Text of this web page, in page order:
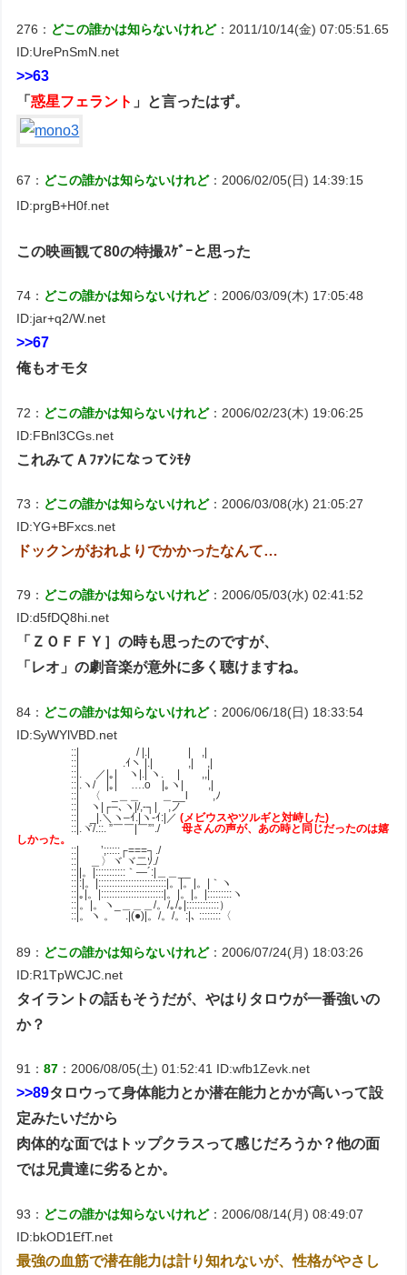
276： どこの誰かは知らないけれど：2011/10/14(金) 07:05:51.65
ID:UrePnSmN.net
>>63
「惑星フェラント 」と言ったはず。
67： どこの誰かは知らないけれど：2006/02/05(日) 14:39:15
ID:prgB+H0f.net
この映画観て80の特撮ｽｹﾞｰと思った
74： どこの誰かは知らないけれど：2006/03/09(木) 17:05:48
ID:jar+q2/W.net
>>67
俺もオモタ
72： どこの誰かは知らないけれど：2006/02/23(木) 19:06:25
ID:FBnl3CGs.net
これみてＡﾌｧﾝになってｼﾓﾀ
73： どこの誰かは知らないけれど：2006/03/08(水) 21:05:27
ID:YG+BFxcs.net
ドックンがおれよりでかかったなんて…
79： どこの誰かは知らないけれど：2006/05/03(水) 02:41:52
ID:d5fDQ8hi.net
「ＺＯＦＦＹ］の時も思ったのですが、
「レオ」の劇音楽が意外に多く聴けますね。
84： どこの誰かは知らないけれど：2006/06/18(日) 18:33:54
ID:SyWYlVBD.net
::| / |.| | ,|
::| .ｲヽ |.| ,| ,|
::|. ／|｡| ヽ|.| ヽ. | ,,|
::|.ヽ/ |｡| ….o |｡ヽ| ,|
::| 〈 _＿＿ ＿__l ,ﾉ
::| ヽ|┌–､ヽ|/,-┐| ,ノ
::|ゝ_|.＼ヽ–ｲ.|ヽ-ｲ:|／ (メビウスやツルギと対峙した)
::|.ヾ/.::. ”￣￣|￣”’./母さんの声が、あの時と同じだったのは嬉
しかった。
::| ’;:::::┌===┐./
::| ＿〉ヾ ヾ二ｿ./
::||。|:::::::::::｀—´:|＿＿__
::|:|。|:::::::::::::::::::::::::|。|。|。|｀ヽ
::|｡|。|:::::::::::::::::::::::|。|。|。|:::::::::ヽ
::|。|。ヽ_＿＿＿/。/｡/｡|::::::::::::）
::|。ヽ 。 .|(●)|。/。/。:|､ ::::::::〈
89： どこの誰かは知らないけれど：2006/07/24(月) 18:03:26
ID:R1TpWCJC.net
タイラントの話もそうだが、やはりタロウが一番強いの
か？
91：87 ：2006/08/05(土) 01:52:41 ID:wfb1Zevk.net
>>89タロウって身体能力とか潜在能力とかが高いって設
定みたいだから
肉体的な面ではトップクラスって感じだろうか？他の面
では兄貴達に劣るとか。
93： どこの誰かは知らないけれど：2006/08/14(月) 08:49:07
ID:bkOD1EfT.net
最強の血筋で潜在能力は計り知れないが、性格がやさし